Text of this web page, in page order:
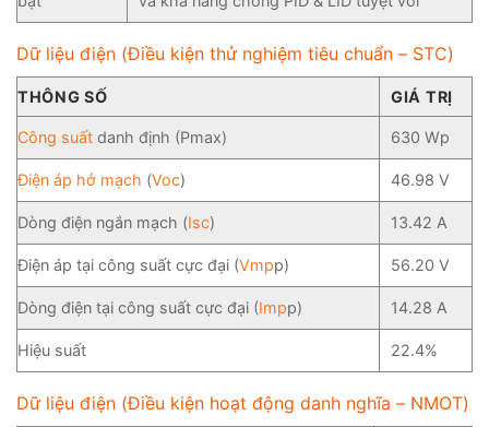
Dữ liệu điện (Điều kiện thử nghiệm tiêu chuẩn – STC)
THÔNG SỐ GIÁ TRỊ
Công suất danh định (Pmax) 630 Wp
Điện áp hở mạch (Voc) 46.98 V
Dòng điện ngắn mạch (Isc) 13.42 A
Điện áp tại công suất cực đại (Vmpp) 56.20 V
Dòng điện tại công suất cực đại (Impp) 14.28 A
Hiệu suất 22.4%
Dữ liệu điện (Điều kiện hoạt động danh nghĩa – NMOT)